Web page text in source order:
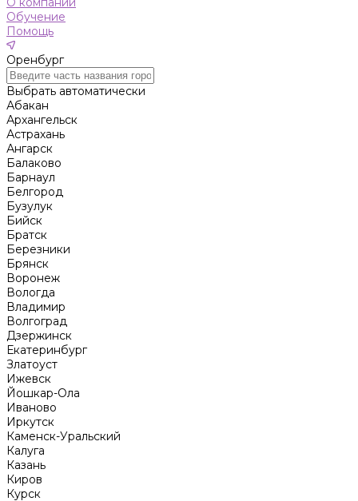
Обучение
Помощь
Оренбург
Выбрать автоматически
Абакан
Архангельск
Астрахань
Ангарск
Балаково
Барнаул
Белгород
Бузулук
Бийск
Братск
Березники
Брянск
Воронеж
Вологда
Владимир
Волгоград
Дзержинск
Екатеринбург
Златоуст
Ижевск
Йошкар-Ола
Иваново
Иркутск
Каменск-Уральский
Калуга
Казань
Киров
Курск